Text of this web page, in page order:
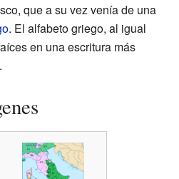
que a su vez venía de una
. El alfabeto griego, al igual
en una escritura más